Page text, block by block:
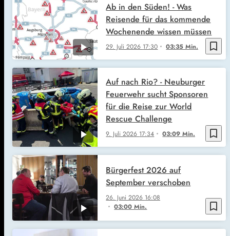
bookmark_border
29. Juli 2026 17:30 03:35 Min.
Ab in den Süden! - Was
Reisende für das kommende
Wochenende wissen müssen
bookmark_border
9. Juli 2026 17:34 03:09 Min.
Auf nach Rio? - Neuburger
Feuerwehr sucht Sponsoren
für die Reise zur World
Rescue Challenge
bookmark_border
26. Juni 2026 16:08
03:00 Min.
Bürgerfest 2026 auf
September verschoben